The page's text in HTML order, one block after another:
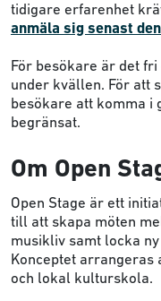
tidigare erfarenhet
anmäla sig senast
För besökare är det
under kvällen. För att
besökare att komma i
begränsat.
Om Open
Open Stage är ett
till att skapa möten
musikliv samt locka
Konceptet arrangeras
och lokal kulturskola.